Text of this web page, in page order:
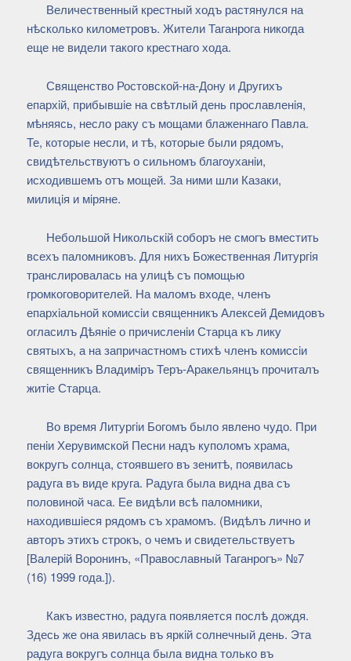
Величественный крестный ходъ растянулся на
нѣсколько километровъ. Жители Таганрога никогда
еще не видели такого крестнаго хода.
Священство Ростовской-на-Дону и Другихъ
епархiй, прибывшiе на свѣтлый день прославленiя,
мѣняясь, несло раку съ мощами блаженнаго Павла.
Те, которые несли, и тѣ, которые были рядомъ,
свидѣтельствуютъ о сильномъ благоуханiи,
исходившемъ отъ мощей. За ними шли Казаки,
милицiя и мiряне.
Небольшой Никольскiй соборъ не смогъ вместить
всехъ паломниковъ. Для нихъ Божественная Литургiя
транслировалась на улицѣ съ помощью
громкоговорителей. На маломъ входе, членъ
епархiальной комиссiи священникъ Алексей Демидовъ
огласилъ Дѣянiе о причисленiи Старца къ лику
святыхъ, а на запричастномъ стихѣ членъ комиссiи
священникъ Владимiръ Теръ-Аракельянцъ прочиталъ
житiе Старца.
Во время Литургiи Богомъ было явлено чудо. При
пенiи Херувимской Песни надъ куполомъ храма,
вокругъ солнца, стоявшего въ зенитѣ, появилась
радуга въ виде круга. Радуга была видна два съ
половиной часа. Ее видѣли всѣ паломники,
находившiеся рядомъ съ храмомъ. (Видѣлъ лично и
авторъ этихъ строкъ, о чемъ и свидетельствуетъ
[Валерiй Воронинъ, «Православный Таганрогъ» №7
(16) 1999 года.]).
Какъ известно, радуга появляется послѣ дождя.
Здесь же она явилась въ яркiй солнечный день. Эта
радуга вокругъ солнца была видна только въ